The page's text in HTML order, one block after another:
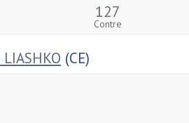
127
Contre
(CE)